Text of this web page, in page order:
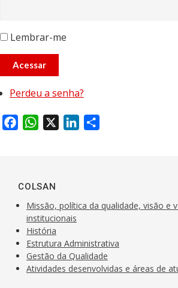
Lembrar-me
Acessar
Perdeu a senha?
b
k
W
s
p
p
COLSAN
Missão, política da qualidade, visão e
institucionais
História
Estrutura Administrativa
Gestão da Qualidade
Atividades desenvolvidas e áreas de